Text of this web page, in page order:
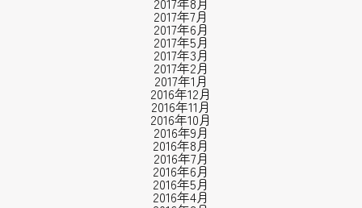
2017年7月
2017年6月
2017年5月
2017年3月
2017年2月
2017年1月
2016年12月
2016年11月
2016年10月
2016年9月
2016年8月
2016年7月
2016年6月
2016年5月
2016年4月